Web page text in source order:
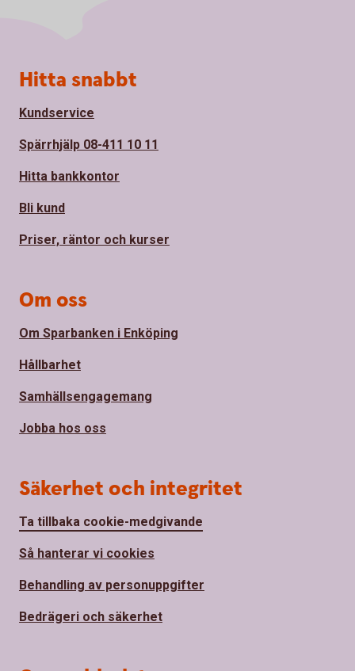
Sidfot
Hitta snabbt
Kundservice
Spärrhjälp 08-411 10 11
Hitta bankkontor
Bli kund
Priser, räntor och kurser
Om oss
Om Sparbanken i Enköping
Hållbarhet
Samhällsengagemang
Jobba hos oss
Säkerhet och integritet
Ta tillbaka cookie-medgivande
Så hanterar vi cookies
Behandling av personuppgifter
Bedrägeri och säkerhet